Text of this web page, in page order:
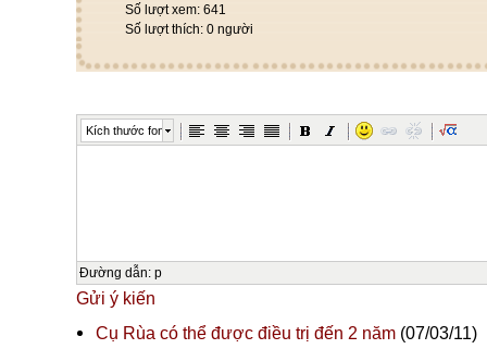
Số lượt xem: 641
Số lượt thích: 0 người
Kích thước font
Đường dẫn: p
Gửi ý kiến
Cụ Rùa có thể được điều trị đến 2 năm (07/03/11)